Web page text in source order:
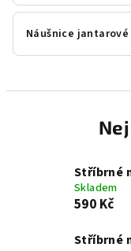
Náušnice jantarové
Stříbrné
Skladem
590 Kč
Stříbrné